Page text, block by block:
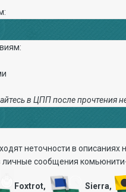
в ЦПП после прочтения
неточности в описаниях
в личные сообщения
Foxtrot, Sierra,